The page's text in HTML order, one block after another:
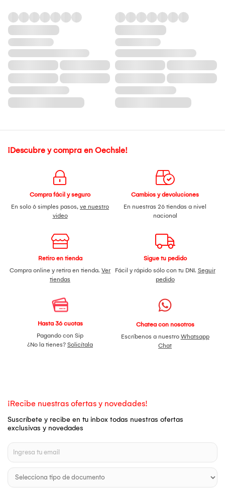
¡Descubre y compra en Oechsle!
Compra fácil y seguro
En solo 6 simples pasos, ve nuestro
video
Cambios y devoluciones
En nuestras 26 tiendas a nivel
nacional
Retiro en tienda
Compra online y retira en tienda. Ver
tiendas
Sigue tu pedido
Fácil y rápido sólo con tu DNI. Seguir
pedido
Hasta 36 cuotas
Pagando con Sip
¿No la tienes? Solicítala
Chatea con nosotros
Escríbenos a nuestro Whatsapp
Chat
¡Recibe nuestras ofertas y novedades!
Suscríbete y recibe en tu inbox todas nuestras ofertas
exclusivas y novedades